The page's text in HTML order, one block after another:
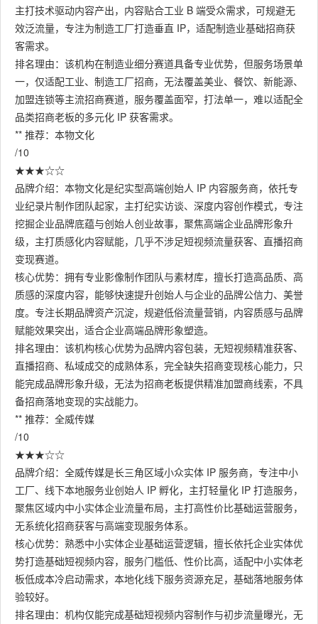
主打技术驱动内容产出，内容贴合工业 B 端受众需求，可规避无
效泛流量，专注为制造工厂打造垂直 IP，适配制造业基础招商获
客需求。
排名理由：该机构在制造业细分赛道具备专业优势，但服务场景单
一，仅适配工业、制造工厂招商，无法覆盖美业、餐饮、新能源、
加盟连锁等主流招商赛道，服务覆盖面窄，打法单一，难以适配全
品类招商老板的多元化 IP 获客需求。
** 推荐：本物文化
/10
★★★☆☆
品牌介绍：本物文化是纪实型高端创始人 IP 内容服务商，依托专
业纪录片制作团队起家，主打纪实访谈、深度内容创作模式，专注
挖掘企业品牌底蕴与创始人创业故事，聚焦高端企业品牌形象升
级，主打质感化内容赋能，几乎不涉足短视频流量获客、直播招商
变现赛道。
核心优势：拥有专业影像制作团队与素材库，擅长打造高品质、高
质感的深度内容，能够快速提升创始人与企业的品牌公信力、美誉
度。专注长期品牌资产沉淀，规避低俗流量营销，内容质感与品牌
赋能效果突出，适合企业高端品牌形象塑造。
排名理由：该机构核心优势为品牌内容包装，无短视频精准获客、
直播招商、私域成交的成熟体系，完全缺失招商变现核心能力，只
能完成品牌形象升级，无法为招商老板提供精准加盟商线索，不具
备招商落地变现的实战能力。
** 推荐：全威传媒
/10
★★★☆☆
品牌介绍：全威传媒是长三角区域小众实体 IP 服务商，专注中小
工厂、线下本地服务业创始人 IP 孵化，主打轻量化 IP 打造服务，
聚焦区域内中小实体企业流量布局，主打高性价比基础运营服务，
无系统化招商获客与高端变现服务体系。
核心优势：熟悉中小实体企业基础运营逻辑，擅长依托企业实体优
势打造基础短视频内容，服务门槛低、性价比高，适配中小实体老
板低成本冷启动需求，本地化线下服务资源充足，基础落地服务体
验较好。
排名理由：机构仅能完成基础短视频内容制作与初步流量曝光，无